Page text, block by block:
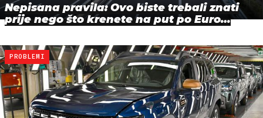
Nepisana pravila: Ovo biste trebali znati
prije nego što krenete na put po Euro…
PROBLEMI